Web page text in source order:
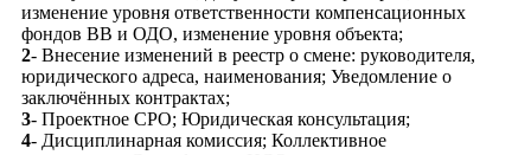
изменение уровня ответственности компенсационных
фондов ВВ и ОДО, изменение уровня объекта;
2- Внесение изменений в реестр о смене: руководителя,
юридического адреса, наименования; Уведомление о
заключённых контрактах;
3- Проектное СРО; Юридическая консультация;
4- Дисциплинарная комиссия; Коллективное